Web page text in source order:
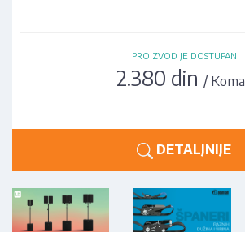
PROIZVOD JE DOSTUPAN
2.380 din /
DETALJNIJE